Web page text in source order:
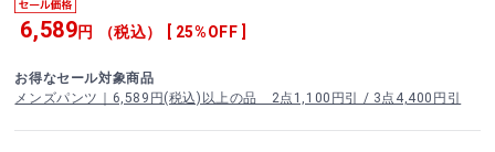
6,589円 （税込） [ 25%OFF ]
お得なセール対象商品
メンズパンツ｜6,589円(税込)以上の品 2点1,100円引 / 3点4,400円引